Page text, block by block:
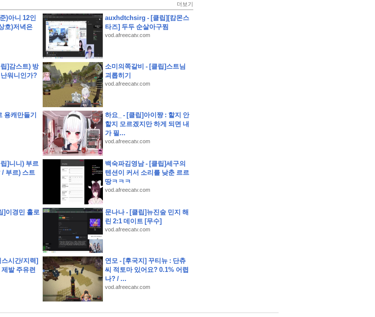
주택 유찰1회 종로구부암동단독주택 부동산경매 매물건
토리 14층 유찰1회 남양주별내남광하우스토리아파트 부동산경매 매매
시연하다
격 답안
9층 유찰1회 남양주오남아이파크아파트 부동산경매 매매
의정부호원동신원아파트 법원경매 매매
다세대주택 유찰1회 관악구신림동빌라 부동산경매 매매
빌라 유찰1회 관악구남현동빌라 법원경매 매매
더보기
)아니 12인
호)저녁은
auxhdtchsirg - [클립][캄몬스
타즈] 두두 순살아구찜
vod.afreecatv.com
]감스트) 방
워니인가?
소미의쪽갈비 - [클립]스트님
괴롭히기
vod.afreecatv.com
용캐만들기
하요_ - [클립]아이쨩 : 할지 안
할지 모르겠지만 하게 되면 내
가 필...
vod.afreecatv.com
]니니) 부르
/ 부르) 스트
백숙파김영남 - [클립]세구의
텐션이 커서 소리를 낮춘 르르
땅ㅋㅋㅋ
vod.afreecatv.com
]이경민 홀로
문나나 - [클립]뉴진숲 민지 해
린 2:1 데이트 [무수]
vod.afreecatv.com
시간/지력]
발 주유련
연모 - [후국지] 꾸티뉴 : 단츄
씨 적토마 있어요? 0.1% 어렵
나? / ...
vod.afreecatv.com